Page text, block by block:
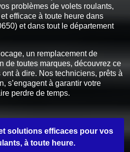
problèmes de volets roulants,
efficace à toute heure dans
et dans tout le département
un remplacement de
de toutes marques, découvrez ce
à dire. Nos techniciens, prêts à
s’engagent à garantir votre
perdre de temps.
solutions efficaces pour vos
à toute heure.